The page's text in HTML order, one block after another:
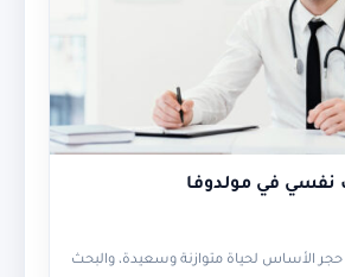
الأساس لحياة متوازنة وسعيدة، والبحث